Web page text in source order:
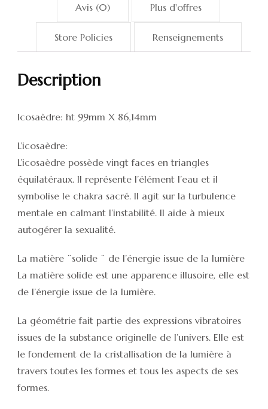
Avis (0) Plus d'offres
Store Policies Renseignements
Description
Icosaèdre: ht 99mm X 86,14mm
L’icosaèdre:
L’icosaèdre possède vingt faces en triangles
équilatéraux. Il représente l’élément l’eau et il
symbolise le chakra sacré. Il agit sur la turbulence
mentale en calmant l’instabilité. Il aide à mieux
autogérer la sexualité.
La matière ¨solide ¨ de l’énergie issue de la lumière
La matière solide est une apparence illusoire, elle est
de l’énergie issue de la lumière.
La géométrie fait partie des expressions vibratoires
issues de la substance originelle de l’univers. Elle est
le fondement de la cristallisation de la lumière à
travers toutes les formes et tous les aspects de ses
formes.